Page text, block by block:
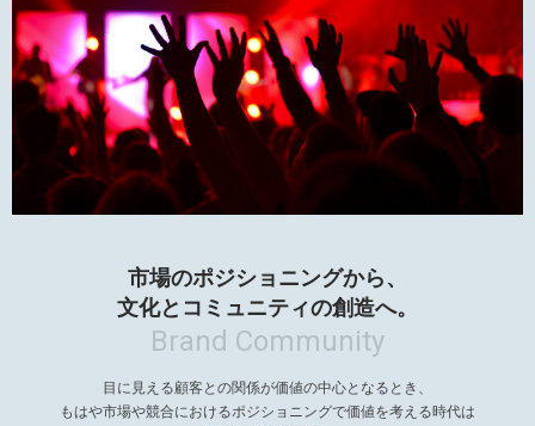
市場のポジショニングから、
文化とコミュニティの創造へ。
Brand Community
目に見える顧客との関係が価値の中心となるとき、
もはや市場や競合におけるポジショニングで価値を考える時代は